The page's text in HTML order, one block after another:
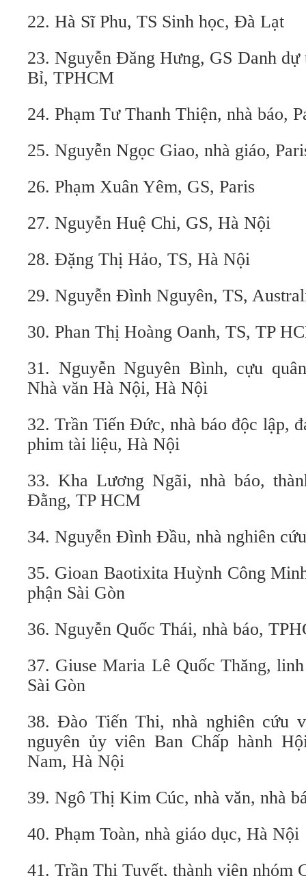
22. Hà Sĩ Phu, TS Sinh học, Đà Lạt
23. Nguyễn Đăng Hưng, GS Danh
Bỉ, TPHCM
24. Phạm Tư Thanh Thiện, nhà báo,
25. Nguyễn Ngọc Giao, nhà giáo,
26. Phạm Xuân Yêm, GS, Paris
27. Nguyễn Huệ Chi, GS, Hà Nội
28. Đặng Thị Hảo, TS, Hà Nội
29. Nguyễn Đình Nguyên, TS,
30. Phan Thị Hoàng Oanh, TS, TP
31. Nguyễn Nguyên Bình, cựu
Nhà văn Hà Nội, Hà Nội
32. Trần Tiến Đức, nhà báo độc lập,
phim tài liệu, Hà Nội
33. Kha Lương Ngãi, nhà báo,
Đằng, TP HCM
34. Nguyễn Đình Đầu, nhà nghiên
35. Gioan Baotixita Huỳnh Công
phận Sài Gòn
36. Nguyễn Quốc Thái, nhà báo,
37. Giuse Maria Lê Quốc Thăng,
Sài Gòn
38. Đào Tiến Thi, nhà nghiên cứu
nguyên ủy viên Ban Chấp hành
Nam, Hà Nội
39. Ngô Thị Kim Cúc, nhà văn, nhà
40. Phạm Toàn, nhà giáo dục, Hà Nội
41. Trần Thị Tuyết, thành viên nhóm